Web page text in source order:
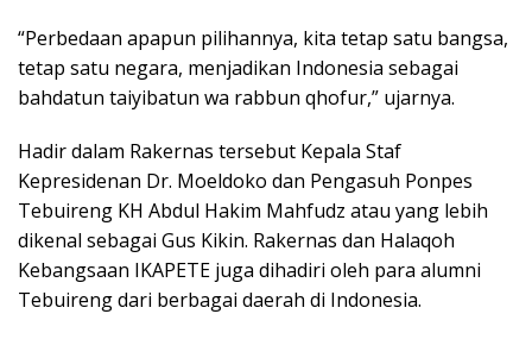
“Perbedaan apapun pilihannya, kita tetap satu bangsa,
tetap satu negara, menjadikan Indonesia sebagai
bahdatun taiyibatun wa rabbun qhofur,” ujarnya.
Hadir dalam Rakernas tersebut Kepala Staf
Kepresidenan Dr. Moeldoko dan Pengasuh Ponpes
Tebuireng KH Abdul Hakim Mahfudz atau yang lebih
dikenal sebagai Gus Kikin. Rakernas dan Halaqoh
Kebangsaan IKAPETE juga dihadiri oleh para alumni
Tebuireng dari berbagai daerah di Indonesia.